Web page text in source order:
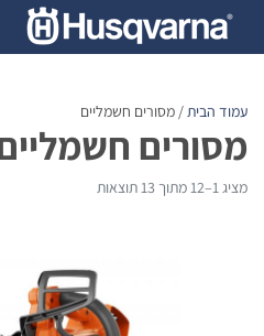
content
עמוד הבית/ מסורים חשמליים
מסורים
מציג 1–12 מתוך 13 תוצאות